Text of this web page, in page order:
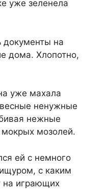
уже зеленела
документы на
дома. Хлопотно,
уже махала
ненужные
нежные
мозолей.
ей с немного
с каким
на играющих